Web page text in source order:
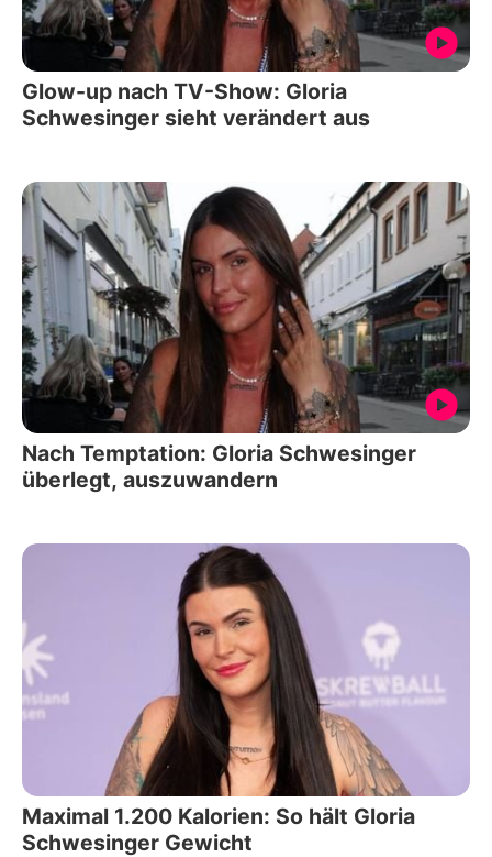
Glow-up nach TV-Show: Gloria
Schwesinger sieht verändert aus
Nach Temptation: Gloria Schwesinger
überlegt, auszuwandern
Maximal 1.200 Kalorien: So hält Gloria
Schwesinger Gewicht